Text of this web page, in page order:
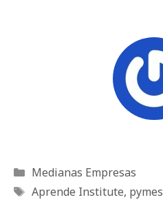
Categorías
Medianas Empresas
Etiquetas
Aprende Institute, pymes